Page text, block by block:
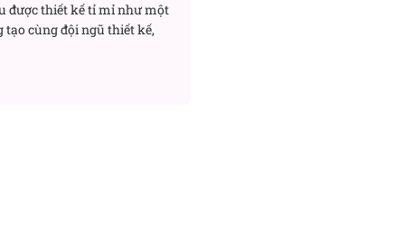
chắc. Lá môn giúp bó
mại.
cảm xúc cho tổng
vẻ hiện đại, thanh lịch.
được thiết kế tỉ mỉ như một
tạo cùng đội ngũ thiết kế,